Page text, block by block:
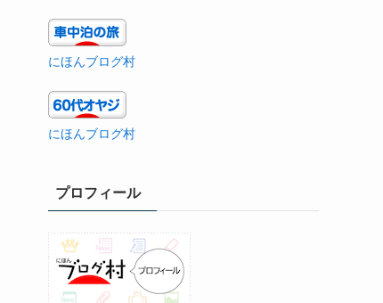
にほんブログ村
にほんブログ村
プロフィール